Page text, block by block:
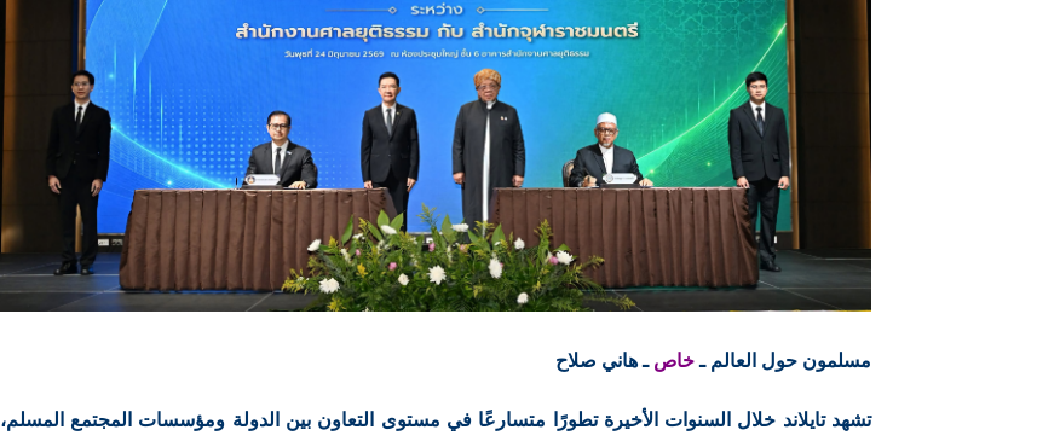
مسلمون حول العالم ـخاص ـ هاني صلاح
تشهد تايلاند خلال السنوات الأخيرة تطورًا متسارعًا في مستوى التعاون بين الدولة ومؤسسات المجتمع المسلم،